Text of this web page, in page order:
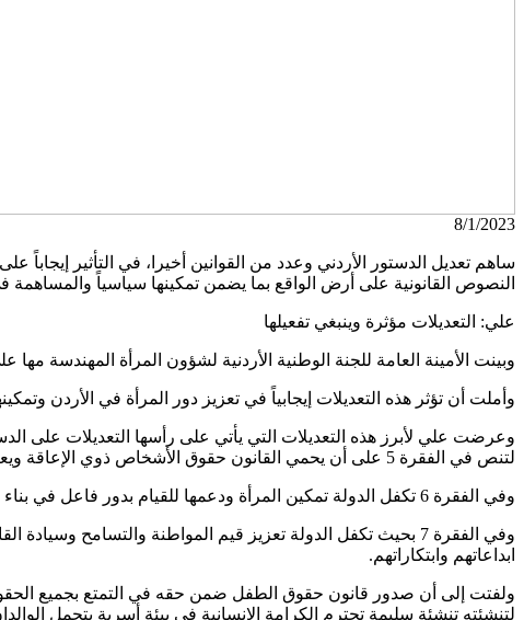
8/1/2023
ساهم تعديل الدستور الأردني وعدد من القوانين أخيرا، في التأثير
النصوص القانونية على أرض الواقع بما يضمن تمكينها سياسياً والمساهمة
علي: التعديلات مؤثرة وينبغي تفعيلها
وبينت الأمينة العامة للجنة الوطنية الأردنية لشؤون المرأة المهندسة مها علي أن عام 2022 شهد العديد من الإنجازات على
وأملت أن تؤثر هذه التعديلات إيجابياً في تعزيز دور المرأة في الأردن
لتنص في الفقرة 5 على أن يحمي القانون حقوق الأشخاص ذوي الإعاقة ويعزز مشاركتهم واندماجهم في مناحي الحياة المختلفة، كما يحمي الأمومة والطفولة والشيخوخة ويرعى النشء ويمنع الإساءة والاستغلال.
وفي الفقرة 6 تكفل الدولة تمكين المرأة ودعمها للقيام بدور فاعل في بناء المجتمع بما يضمن تكافؤ الفرص على أساس العدل والإنصاف وحمايتها من جميع أشكال العنف والتمييز.
وفي الفقرة 7 بحيث تكفل الدولة تعزيز قيم المواطنة والتسامح
ابداعاتهم وابتكاراتهم.
ولفتت إلى أن صدور قانون حقوق الطفل ضمن حقه في التمتع بجميع الحقوق
لتنشئته تنشئة سليمة تحترم الكرامة الإنسانية في بيئة أسرية يتحمل